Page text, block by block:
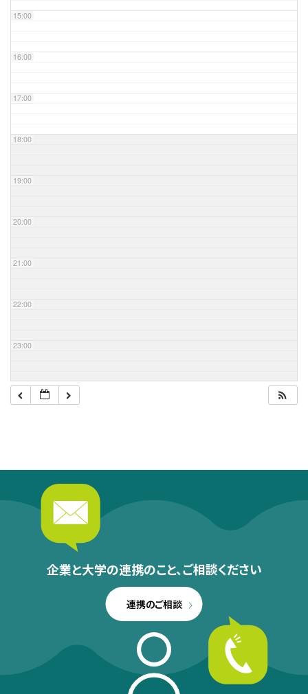
15:00
16:00
17:00
18:00
19:00
20:00
21:00
22:00
23:00
企業と大学の連携のこと、ご相談ください
連携のご相談